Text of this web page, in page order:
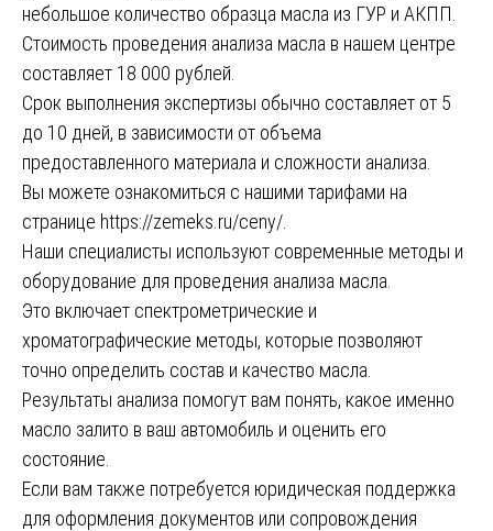
небольшое количество образца масла из ГУР и АКПП.
Стоимость проведения анализа масла в нашем центре
составляет 18 000 рублей.
Срок выполнения экспертизы обычно составляет от 5
до 10 дней, в зависимости от объема
предоставленного материала и сложности анализа.
Вы можете ознакомиться с нашими тарифами на
странице https://zemeks.ru/ceny/
Наши специалисты используют современные методы и
оборудование для проведения анализа масла.
Это включает спектрометрические и
хроматографические методы, которые позволяют
точно определить состав и качество масла.
Результаты анализа помогут вам понять, какое именно
масло залито в ваш автомобиль и оценить его
состояние.
Если вам также потребуется юридическая поддержка
для оформления документов или сопровождения